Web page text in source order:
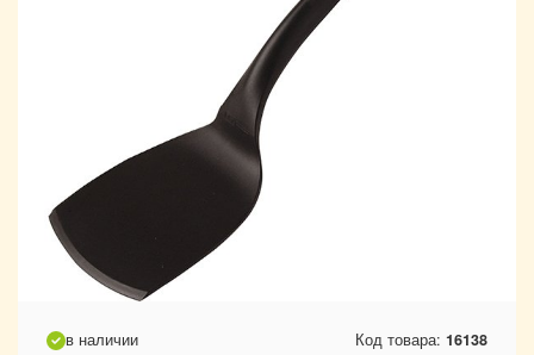
в наличии Код товара: 16138